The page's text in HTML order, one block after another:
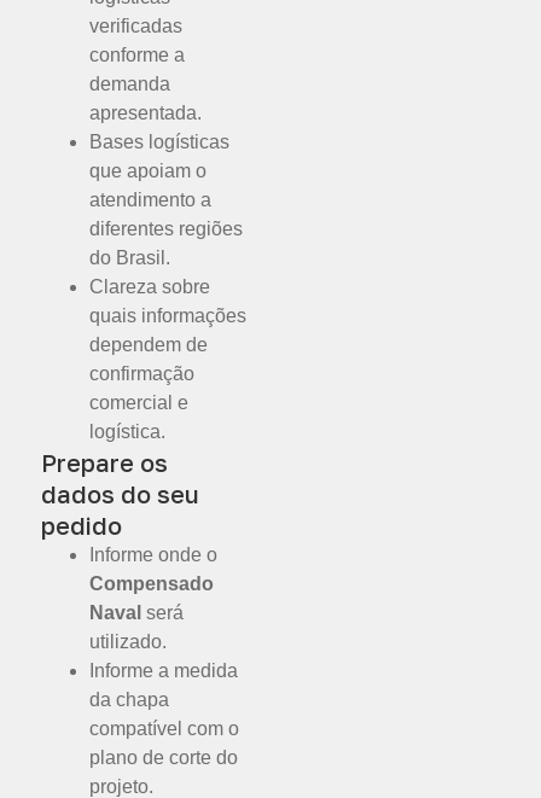
verificadas
conforme a
demanda
apresentada.
Bases logísticas
que apoiam o
atendimento a
diferentes regiões
do Brasil.
Clareza sobre
quais informações
dependem de
confirmação
comercial e
logística.
Prepare os
dados do seu
pedido
Informe onde o
Compensado
Naval será
utilizado.
Informe a medida
da chapa
compatível com o
plano de corte do
projeto.